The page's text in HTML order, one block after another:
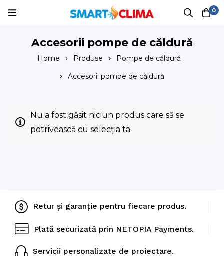
0
Accesorii pompe de căldură
Home Produse
Pompe de căldură
Accesorii pompe de căldură
Nu a fost găsit niciun produs care să se
potrivească cu selecția ta.
Retur și garanție pentru fiecare produs.
Plată securizată prin NETOPIA Payments.
Servicii personalizate de proiectare.